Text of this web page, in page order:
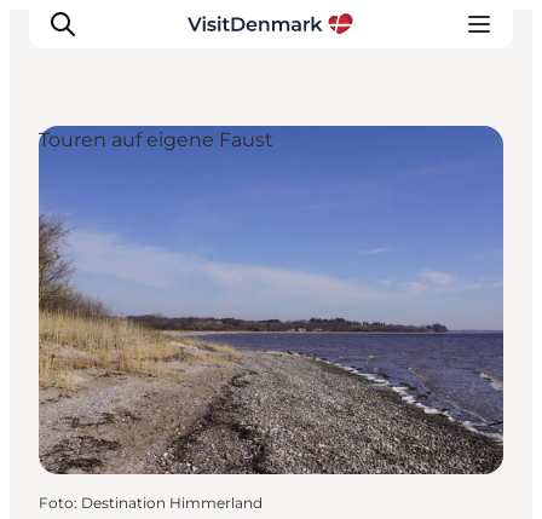
Inspiration
Regionen
Erlebnisse
Unterkünfte
Reiseplanung
Touren auf eigene Faust
Foto: Destination Himmerland